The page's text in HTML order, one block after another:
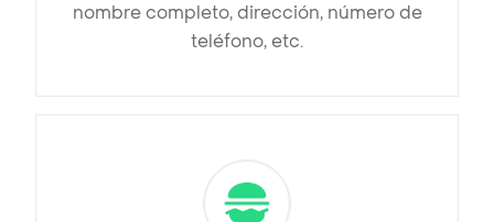
nombre completo, dirección, número de
teléfono, etc.